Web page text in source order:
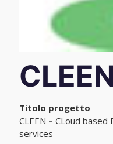
CLEEN
Titolo progetto
CLEEN – CLoud based
services